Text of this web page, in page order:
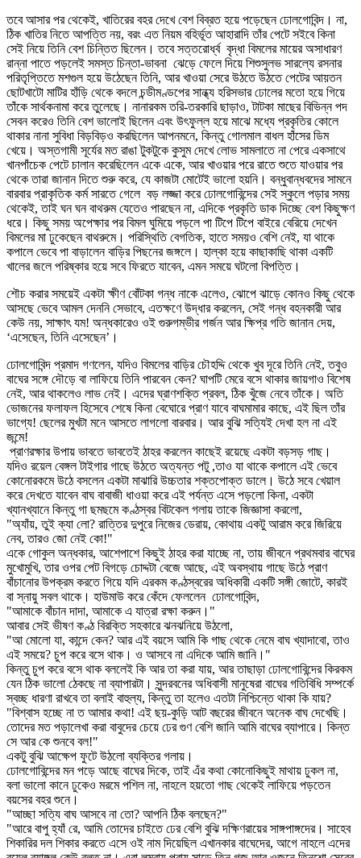
তবে আসার পর থেকেই, খাতিরের বহর দেখে বেশ বিব্রত হয়ে পড়েছেন ঢোলগোবিন্দ। না,
ঠিক খাতির নিতে আপত্তি নয়, বরং এত নিয়ম বহির্ভূত আহারাদি তাঁর পেটে সইবে কিনা
সেই নিয়ে তিনি বেশ চিন্তিত ছিলেন। তবে সত্তরোর্ধ্ব বৃদ্ধা বিমলের মায়ের অসাধারণ
রান্না পাতে পড়লেই সমস্ত চিন্তা-ভাবনা ঝেড়ে ফেলে দিয়ে শিশুসুলভ সারল্যে রসনার
পরিতৃপ্তিতে মশগুল হয়ে উঠেছেন তিনি, আর খাওয়া সেরে উঠতে উঠতে পেটের আয়তন
ছোটখাটো মাটির হাঁড়ি থেকে বদলে চন্ডীমণ্ডপের সান্ধ্য হরিসভার ঢোলের মতো হয়ে গিয়ে
তাঁকে সার্থকনামা করে তুলেছে। নানারকম তরি-তরকারি ছাড়াও, টাটকা মাছের বিভিন্ন পদ
সেবন করেও তিনি বেশ ভালোই ছিলেন এবং উৎফুল্ল হয়ে মাঝে মধ্যে প্রকৃতির কোলে
থাকার নানা সুবিধা বিড়বিড়ও করছিলেন আপনমনে, কিন্তু গোলমাল বাধল হাঁসের ডিম
খেয়ে। অস্তগামী সূর্যের মত রাঙা টুকটুকে কুসুম দেখে লোভ সামলাতে না পেরে একসাথে
খানপাঁচেক পেটে চালান করেছিলেন একে একে, আর খাওয়ার পরে রাতে শুতে যাওয়ার পর
থেকে তারা জানান দিতে শুরু করে, যে কাজটা মোটেই ভালো হয়নি। বন্ধুবান্ধবদের সামনে
বারবার প্রাকৃতিক কর্ম সারতে গেলে বড় লজ্জা করে ঢোলগোবিন্দের সেই স্কুলে পড়ার সময়
থেকেই, তাই ঘন ঘন বাথরুম যেতেও পারছেন না, এদিকে প্রকৃতি ডাক দিচ্ছে বেশ কিছুক্ষণ
ধরে। কিছু সময় অপেক্ষার পর বিমল ঘুমিয়ে পড়লে পা টিপে টিপে বাইরে বেরিয়ে দেখেন
বিমলের মা ঢুকেছেন বাথরুমে। পরিস্থিতি বেগতিক, হাতে সময়ও বেশি নেই, যা থাকে
কপালে ভেবে পা বাড়ালেন বাড়ির পিছনের জঙ্গলে। হাল্কা হয়ে কাছাকাছি থাকা একটি
খালের জলে পরিষ্কার হয়ে সবে ফিরতে যাবেন, এমন সময়ে ঘটলো বিপত্তি।
শৌচ করার সময়েই একটা ক্ষীণ বোঁটকা গন্ধ নাকে এলেও, ঝোপে ঝাড়ে কোনও কিছু থেকে
আসছে ভেবে আমল দেননি সেভাবে, এতক্ষণে উদ্ধার করলেন, সেই গন্ধ বহনকারী আর
কেউ নয়, সাক্ষাৎ যম! অন্ধকারেও ওই গুরুগম্ভীর গর্জন আর ক্ষিপ্র গতি জানান দেয়,
‘এসেছেন, তিনি এসেছেন’।
ঢোলগোবিন্দ প্রমাদ গণলেন, যদিও বিমলের বাড়ির চৌহদ্দি থেকে খুব দূরে তিনি নেই, তবুও
বাঘের সঙ্গে দৌড়ে বা লাফিয়ে তিনি পারবেন কেন? ঘাপটি মেরে বসে থাকার জায়গাও বিশেষ
নেই, আর থাকলেও লাভ নেই। এদের ঘ্রাণশক্তি প্রবল, ঠিক খুঁজে নেবে তাঁকে। অতি
ভোজনের ফলাফল হিসেবে শেষে কিনা বেঘোরে প্রাণ যাবে বাঘমামার কাছে, এই ছিল তাঁর
ভাগ্যে! ছেলের মুখটা মনে আসতে লাগলো বারবার। আর বুঝি সত্যিই দেখা হল না এই
জন্মে!
প্রাণরক্ষার উপায় ভাবতে ভাবতেই ঠাহর করলেন কাছেই রয়েছে একটা বড়সড় গাছ।
যদিও রয়েল বেঙ্গল টাইগার গাছে উঠতে অত্যন্ত পটু ,তাও যা থাকে কপালে এই ভেবে
কোনোরকমে উঠে বসলেন একটা মাঝারি উচ্চতার শক্তপোক্ত ডালে। উঠে সবে খেয়াল
করে দেখতে যাবেন বাঘ বাবাজী ধাওয়া করে এই পর্যন্ত এসে পড়লো কিনা, একটা
খ্যানখ্যানে কিন্তু গা ছমছমে কণ্ঠস্বর বিটকেল গলায় তাকে জিজ্ঞাসা করলো,
"অ্যাঁয়, তুই ক্যা লো? রাত্তির দুপুরে নিজের ডেরায়, কোথায় একটু আরাম করে জিরিয়ে
নেব, তারও জো নেই কো!"
একে গোকুল অন্ধকার, আশেপাশে কিছুই ঠাহর করা যাচ্ছে না, তায় জীবনে প্রথমবার বাঘের
মুখোমুখি, তার ওপর পেট বিগড়ে চোদ্দটা বেজে আছে, এই অবস্থায় গাছে উঠে প্রাণ
বাঁচানোর উপক্রম করতে গিয়ে যদি এরকম কণ্ঠস্বরের অধিকারী একটি সঙ্গী জোটে, কারই
বা স্নায়ু সবল থাকে। হাউমাউ করে কেঁদে ফেললেন ঢোলগোবিন্দ,
"আমাকে বাঁচান দাদা, আমাকে এ যাত্রা রক্ষা করুন।"
আবার সেই ভীষণ কণ্ঠ বিরক্তি সহকারে ঝনঝনিয়ে উঠলো,
"আ মোলো যা, কান্দে কেন? আর এই বয়সে আমি কি গাছ থেকে নেমে বাঘ খ্যাদাবো, তাও
এই সময়ে? চুপ করে বসে থাক। ও আসবে না এদিকে আমি জানি।"
কিন্তু চুপ করে বসে থাক বললেই কি আর তা করা যায়, আর তাছাড়া ঢোলগোবিন্দের কিরকম
যেন ঠিক ভালো ঠেকছে না ব্যাপারটা। সুন্দরবনের অধিবাসী মানুষেরা বাঘের গতিবিধি সম্পর্কে
স্বচ্ছ ধারণা রাখবে তা বলাই বাহুল্য, কিন্তু তা হলেও এতটা নিশ্চিন্তে থাকা কি যায়?
"বিশ্বাস হচ্ছে না ত আমার কথা! এই ছয়-কুড়ি আট বছরের জীবনে অনেক বাঘ দেখেছি।
তোদের মত পড়ালেখা করা বাবুদের চেয়ে ঢের গুণ বেশি জানি আমি বাঘের ব্যাপারে। কিন্ত
সে আর কে শুনবে বল!"
একটু বুঝি আক্ষেপ ফুটে উঠলো ব্যক্তির গলায়।
ঢোলগোবিন্দের মন পড়ে আছে বাঘের দিকে, তাই এঁর কথা কোনোকিছুই মাথায় ঢুকল না,
বলা ভালো কানে ঢুকেও মরমে পশিল না, নাহলে হয়তো গাছ থেকেই লাফিয়ে পড়তেন
বয়সের বহর শুনে।
"আচ্ছা সত্যি বাঘ আসবে না তো? আপনি ঠিক বলছেন?"
"আরে বাপু হ্যাঁ রে, আমি তোদের চাইতে ঢের বেশি বুঝি দক্ষিণরায়ের সাঙ্গপাঙ্গদের। সাহেব
শিকারির দল শিকার করতে এসে ওই নাম দিয়েছিল এখানকার বাঘেদের, আগে নাহলে এদের